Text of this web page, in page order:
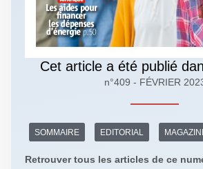
Cet article a été publié
n°409 - FÉVRIER
SOMMAIRE EDITORIAL
Retrouver tous les articles de ce